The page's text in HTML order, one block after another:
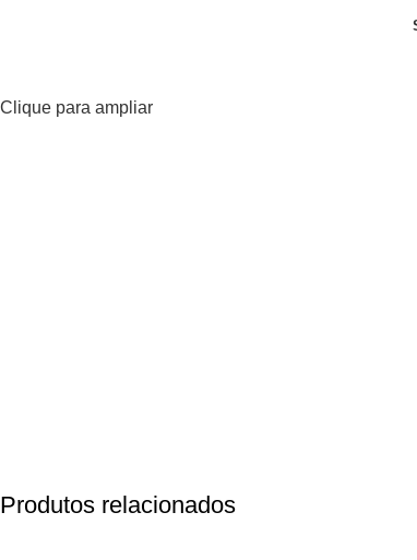
Clique para ampliar
Produtos relacionados